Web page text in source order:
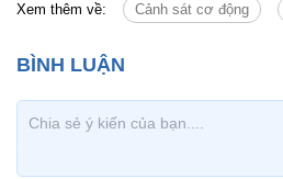
Xem thêm về: Cảnh sát cơ động